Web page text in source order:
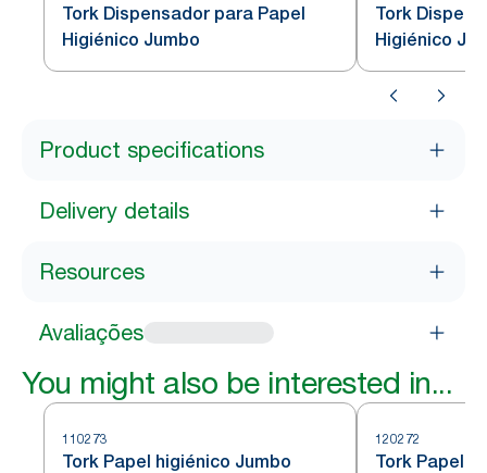
Tork Dispensador para Papel
Higiénico Jumbo
Tork
Higiénico
Product specifications
Delivery details
Resources
Avaliações
You might also be interested in...
110273
Tork Papel higiénico Jumbo
120272
Tork Papel